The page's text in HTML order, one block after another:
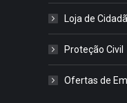
Loja de
Proteção Civil
Ofertas de